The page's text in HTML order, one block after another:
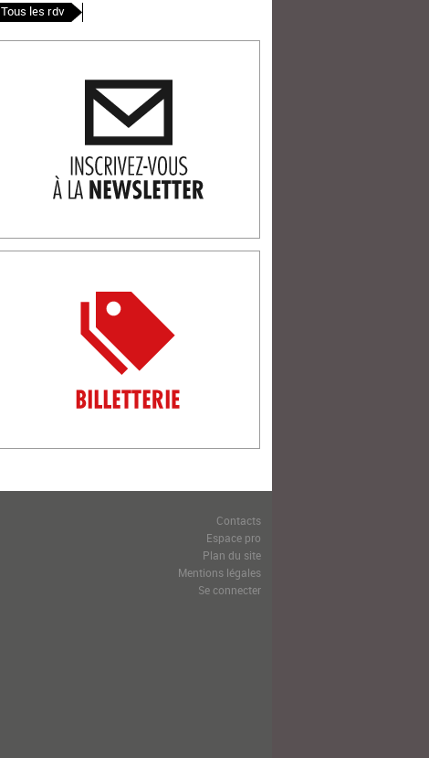
Tous les rdv
Contacts
Espace pro
Plan du site
Mentions légales
Se connecter